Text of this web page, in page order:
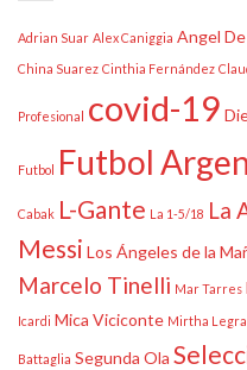
Adrian Suar Alex Caniggia Angel
China Suarez Cinthia Fernández
Profesional covid-19
Futbol Futbol
Cabak L-Gante La 1-5/18 La
Messi Los Ángeles de la
Marcelo Tinelli Mar Tarres
Icardi Mica Viciconte Mirtha
Battaglia Segunda Ola